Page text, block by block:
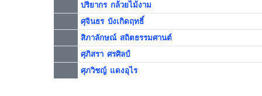
ปริยากร กล้วยไม้งาม
ศุจินธร บังเกิดฤทธิ์
สิภาลักษณ์ สถิตธรรมศานต์
ศุภิสรา ศรศิลป์
ศุภวิชญ์ แดงอุไร